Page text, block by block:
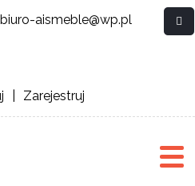
biuro-aismeble@wp.pl
Zarejestruj